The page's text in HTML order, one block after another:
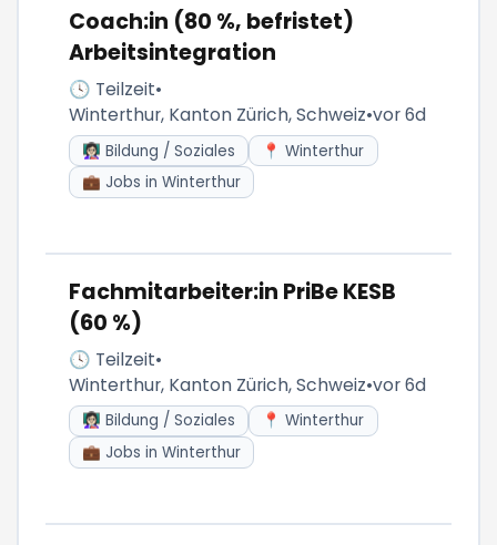
Coach:in (80 %, befristet)
Arbeitsintegration
🕓 Teilzeit•
Winterthur, Kanton Zürich, Schweiz•vor 6d
👩🏻‍🏫 Bildung / Soziales
📍 Winterthur
💼 Jobs in Winterthur
Fachmitarbeiter:in PriBe KESB
(60 %)
🕓 Teilzeit•
Winterthur, Kanton Zürich, Schweiz•vor 6d
👩🏻‍🏫 Bildung / Soziales
📍 Winterthur
💼 Jobs in Winterthur